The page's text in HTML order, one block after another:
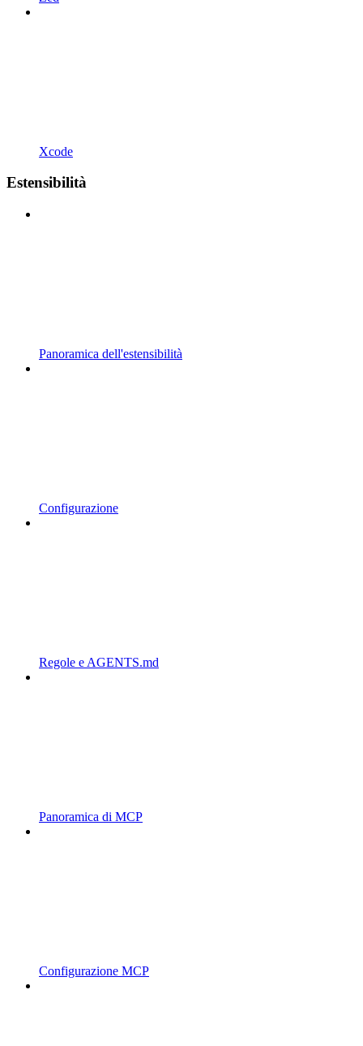
Xcode
Estensibilità
Panoramica dell'estensibilità
Configurazione
Regole e AGENTS.md
Panoramica di MCP
Configurazione MCP